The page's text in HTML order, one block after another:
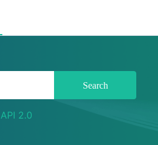
Search
API 2.0